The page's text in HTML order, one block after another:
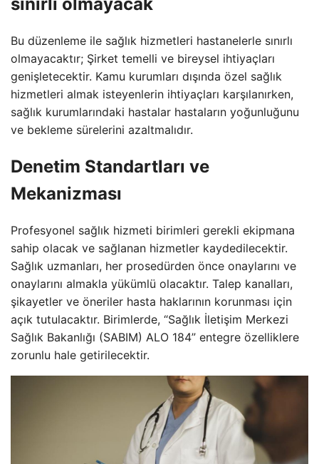
sınırlı olmayacak
Bu düzenleme ile sağlık hizmetleri hastanelerle sınırlı
olmayacaktır; Şirket temelli ve bireysel ihtiyaçları
genişletecektir. Kamu kurumları dışında özel sağlık
hizmetleri almak isteyenlerin ihtiyaçları karşılanırken,
sağlık kurumlarındaki hastalar hastaların yoğunluğunu
ve bekleme sürelerini azaltmalıdır.
Denetim Standartları ve
Mekanizması
Profesyonel sağlık hizmeti birimleri gerekli ekipmana
sahip olacak ve sağlanan hizmetler kaydedilecektir.
Sağlık uzmanları, her prosedürden önce onaylarını ve
onaylarını almakla yükümlü olacaktır. Talep kanalları,
şikayetler ve öneriler hasta haklarının korunması için
açık tutulacaktır. Birimlerde, “Sağlık İletişim Merkezi
Sağlık Bakanlığı (SABIM) ALO 184” entegre özelliklere
zorunlu hale getirilecektir.